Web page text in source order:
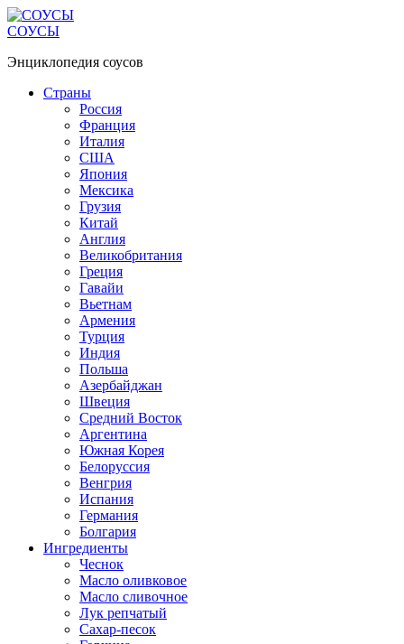
Перейти
к
СОУСЫ
Энциклопедия соусов
Страны
Россия
Франция
Италия
США
Япония
Мексика
Грузия
Китай
Англия
Великобритания
Греция
Гавайи
Вьетнам
Армения
Турция
Индия
Польша
Азербайджан
Швеция
Средний Восток
Аргентина
Южная Корея
Белоруссия
Венгрия
Испания
Германия
Болгария
Ингредиенты
Чеснок
Масло оливковое
Масло сливочное
Лук репчатый
Сахар-песок